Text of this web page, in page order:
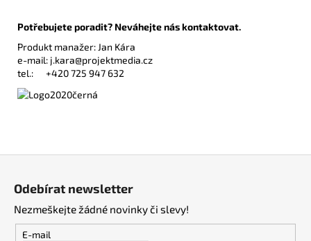
Potřebujete poradit? Neváhejte nás kontaktovat.
Produkt manažer: Jan Kára
e-mail: j.kara@projektmedia.cz
tel.:
+420 725 947 632
Odebírat newsletter
Nezmeškejte žádné novinky či slevy!
E-mail